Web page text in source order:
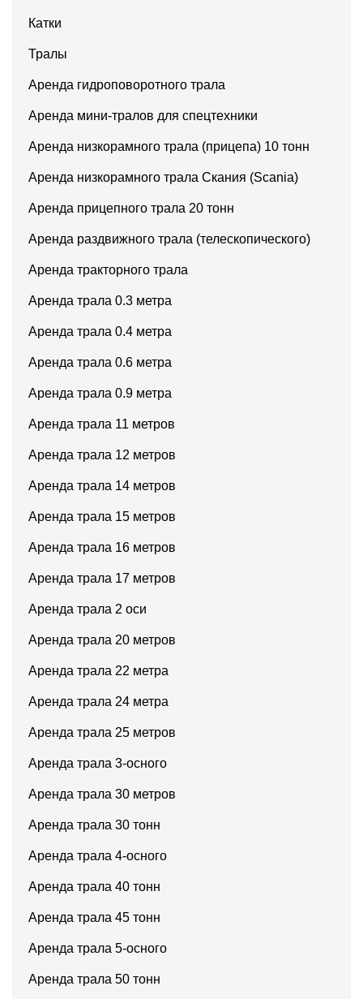
Катки
Тралы
Аренда гидроповоротного трала
Аренда мини-тралов для спецтехники
Аренда низкорамного трала (прицепа) 10 тонн
Аренда низкорамного трала Скания (Scania)
Аренда прицепного трала 20 тонн
Аренда раздвижного трала (телескопического)
Аренда тракторного трала
Аренда трала 0.3 метра
Аренда трала 0.4 метра
Аренда трала 0.6 метра
Аренда трала 0.9 метра
Аренда трала 11 метров
Аренда трала 12 метров
Аренда трала 14 метров
Аренда трала 15 метров
Аренда трала 16 метров
Аренда трала 17 метров
Аренда трала 2 оси
Аренда трала 20 метров
Аренда трала 22 метра
Аренда трала 24 метра
Аренда трала 25 метров
Аренда трала 3-осного
Аренда трала 30 метров
Аренда трала 30 тонн
Аренда трала 4-осного
Аренда трала 40 тонн
Аренда трала 45 тонн
Аренда трала 5-осного
Аренда трала 50 тонн